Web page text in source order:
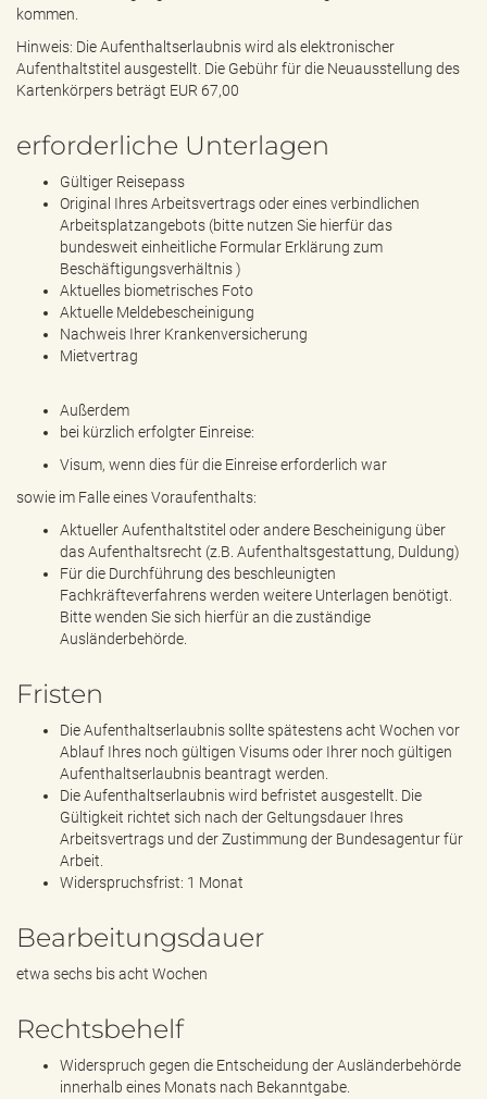
kommen.
Hinweis: Die Aufenthaltserlaubnis wird als elektronischer
Aufenthaltstitel ausgestellt. Die Gebühr für die Neuausstellung des
Kartenkörpers beträgt EUR 67,00
erforderliche Unterlagen
Gültiger Reisepass
Original Ihres Arbeitsvertrags oder eines verbindlichen
Arbeitsplatzangebots (bitte nutzen Sie hierfür das
bundesweit einheitliche Formular Erklärung zum
Beschäftigungsverhältnis)
Aktuelles biometrisches Foto
Aktuelle Meldebescheinigung
Nachweis Ihrer Krankenversicherung
Mietvertrag
Außerdem
bei kürzlich erfolgter Einreise:
Visum, wenn dies für die Einreise erforderlich war
sowie im Falle eines Voraufenthalts:
Aktueller Aufenthaltstitel oder andere Bescheinigung über
das Aufenthaltsrecht (z.B. Aufenthaltsgestattung, Duldung)
Für die Durchführung des beschleunigten
Fachkräfteverfahrens werden weitere Unterlagen benötigt.
Bitte wenden Sie sich hierfür an die zuständige
Ausländerbehörde.
Fristen
Die Aufenthaltserlaubnis sollte spätestens acht Wochen vor
Ablauf Ihres noch gültigen Visums oder Ihrer noch gültigen
Aufenthaltserlaubnis beantragt werden.
Die Aufenthaltserlaubnis wird befristet ausgestellt. Die
Gültigkeit richtet sich nach der Geltungsdauer Ihres
Arbeitsvertrags und der Zustimmung der Bundesagentur für
Arbeit.
Widerspruchsfrist: 1 Monat
Bearbeitungsdauer
etwa sechs bis acht Wochen
Rechtsbehelf
Widerspruch gegen die Entscheidung der Ausländerbehörde
innerhalb eines Monats nach Bekanntgabe.